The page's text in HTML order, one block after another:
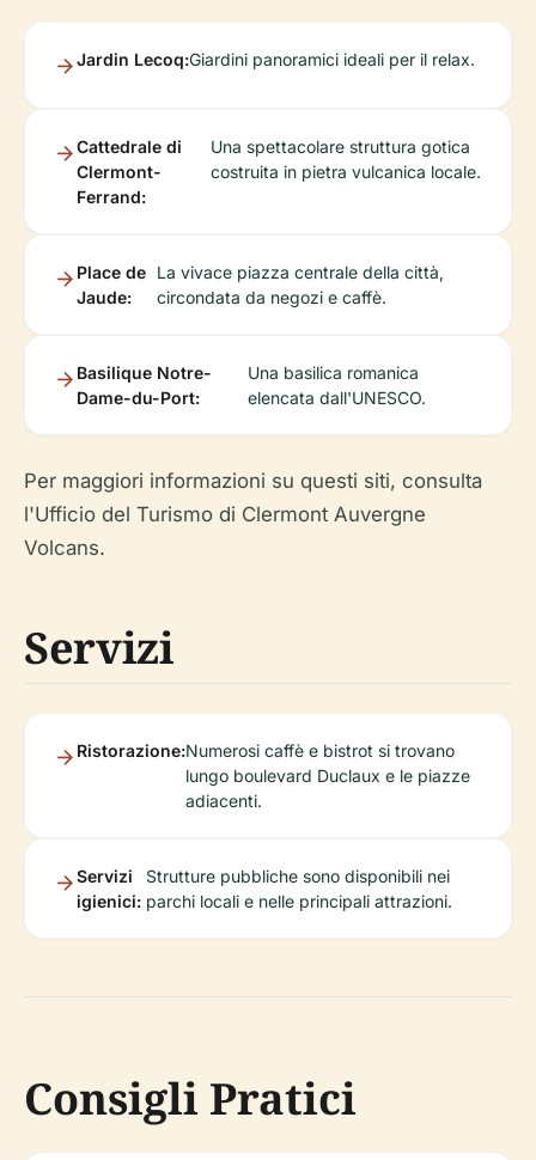
Jardin Lecoq:Giardini panoramici ideali per il relax.
Cattedrale di
Clermont-
Ferrand:
Una spettacolare struttura gotica
costruita in pietra vulcanica locale.
Place de
Jaude:
La vivace piazza centrale della città,
circondata da negozi e caffè.
Basilique Notre-
Dame-du-Port:
Una basilica romanica
elencata dall'UNESCO.
Per maggiori informazioni su questi siti, consulta
l'Ufficio del Turismo di Clermont Auvergne
Volcans.
Servizi
Ristorazione:Numerosi caffè e bistrot si trovano
lungo boulevard Duclaux e le piazze
adiacenti.
Servizi
igienici:
Strutture pubbliche sono disponibili nei
parchi locali e nelle principali attrazioni.
Consigli Pratici